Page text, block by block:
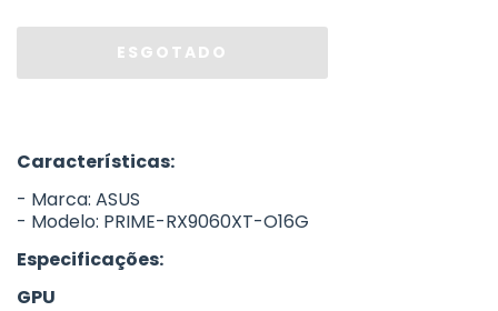
Características:
- Marca: ASUS
- Modelo: PRIME-RX9060XT-O16G
Especificações:
GPU